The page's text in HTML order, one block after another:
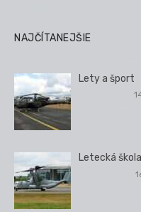
NAJČÍTANEJŠIE
Lety a šport
Letecká škola